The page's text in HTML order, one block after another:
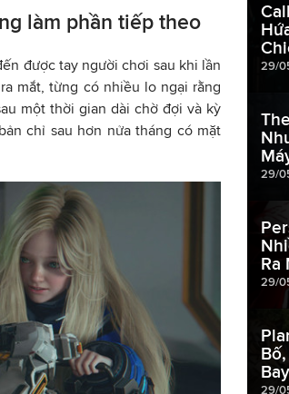
làm phần tiếp theo
được tay người chơi sau khi lần
mắt, từng có nhiều lo ngại rằng
một thời gian dài chờ đợi và kỳ
chỉ sau hơn nửa tháng có mặt
29/
29/
Ra
29/
29/